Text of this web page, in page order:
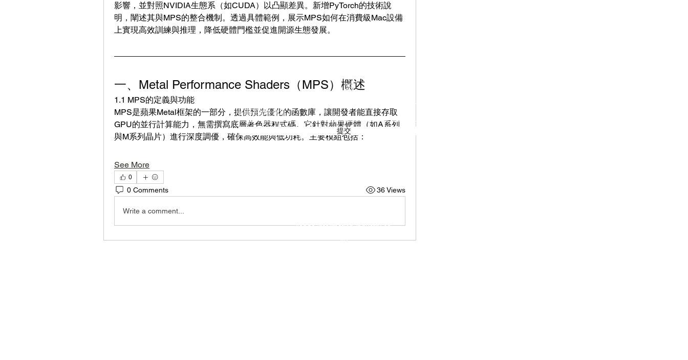
影響，並對照NVIDIA生態系（如CUDA）以凸顯差異。新增PyTorch的技術說
明，闡述其與MPS的整合機制。透過具體範例，展示MPS如何在消費級Mac設備
上實現高效訓練與推理，降低硬體門檻並促進開源生態發展。
一、Metal Performance Shaders（MPS）概述
1.1 MPS的定義與功能
MPS是蘋果Metal框架的一部分，提供預先優化的函數庫，讓開發者能直接存取
GPU的並行計算能力，無需撰寫底層著色器程式碼。它針對蘋果硬體（如A系列
與M系列晶片）進行深度調優，確保高效能與低功耗。主要模組包括：
See More
0
0 Comments 36 Views
Write a comment...
訂閱
提交
jianda information industry co.,
ltd.